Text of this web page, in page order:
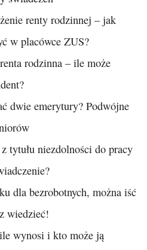
renty rodzinnej – jak
w placówce ZUS?
rodzinna – ile może
dwie emerytury? Podwójne
tytułu niezdolności do pracy
dla bezrobotnych, można iść
wiedzieć!
wynosi i kto może ją